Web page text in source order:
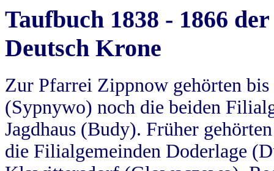
Taufbuch 1838 - 1866
Deutsch Krone
Zur Pfarrei Zippnow gehörten
(Sypnywo) noch die beiden
Jagdhaus (Budy). Früher
die Filialgemeinden Doderlage